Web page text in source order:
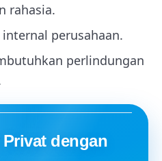
rahasia.
perusahaan.
perlindungan
dengan